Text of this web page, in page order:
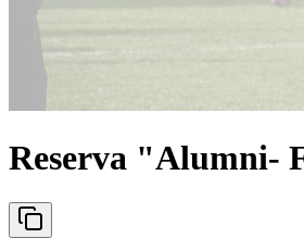
Reserva "Alumni-